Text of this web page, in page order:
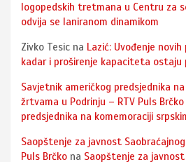
logopedskih tretmana u Centru za
odvija se laniranom dinamikom
Zivko Tesic na Lazić: Uvođenje
kadar i proširenje kapaciteta
Savjetnik američkog predsjednika
žrtvama u Podrinju – RTV Puls Brčko
predsjednika na komemoraciji
Saopštenje za javnost
Puls Brčko na Saopštenje za